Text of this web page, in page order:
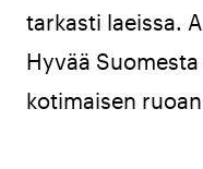
tarkasti laeissa.
Hyvää
kotimaisen